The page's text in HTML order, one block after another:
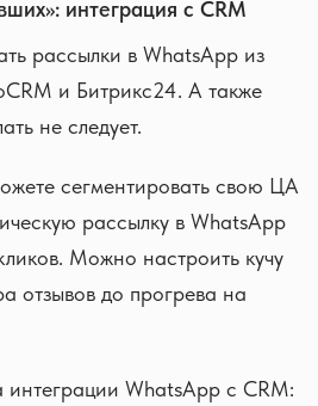
интеграция с CRM
рассылки в WhatsApp из
и Битрикс24. А также
не следует.
сегментировать свою ЦА
рассылку в WhatsApp
Можно настроить кучу
отзывов до прогрева на
интеграции WhatsApp с CRM: